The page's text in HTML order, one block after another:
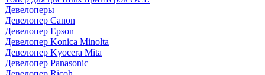
Девелоперы
Девелопер Canon
Девелопер Epson
Девелопер Konica Minolta
Девелопер Kyocera Mita
Девелопер Panasonic